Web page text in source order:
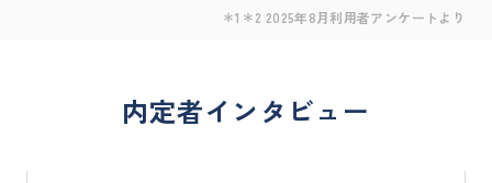
＊1＊2 2025年8月利用者アンケートより
内定者インタビュー